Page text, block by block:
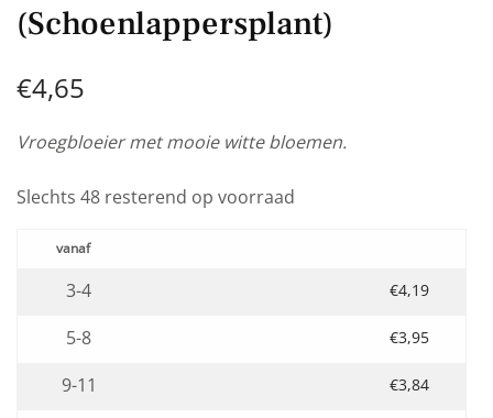
(Schoenlappersplant)
€4,65
Vroegbloeier met mooie witte bloemen.
Slechts 48 resterend op voorraad
3-4 €4,19
5-8 €3,95
9-11 €3,84